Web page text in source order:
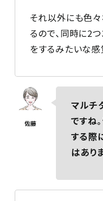
それ以外にも色
るので、同時に2
をするみたいな感
マルチ
ですね
する際
はあり